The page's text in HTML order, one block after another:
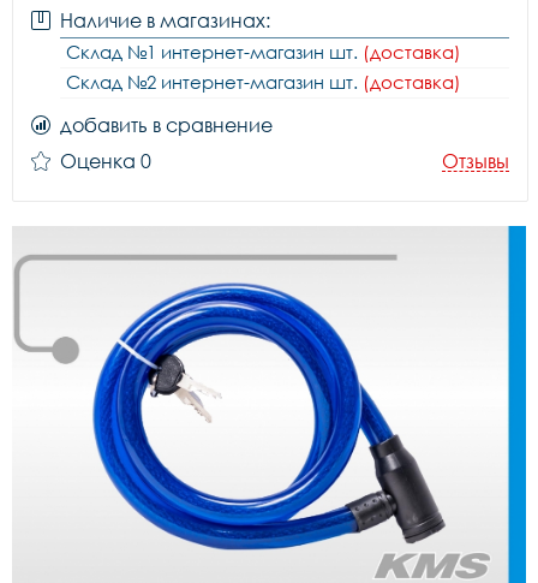
Наличие в магазинах:
Склад №1 интернет-магазин шт. (доставка)
Склад №2 интернет-магазин шт. (доставка)
добавить в сравнение
Оценка 0
Отзывы